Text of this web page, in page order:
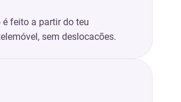
feito a partir do teu
sem deslocacões.